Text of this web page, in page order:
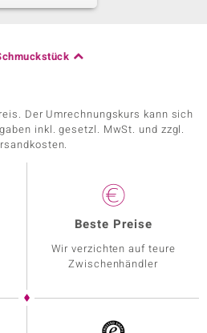
Der Umrechnungskurs kann sich
inkl. gesetzl. MwSt. und zzgl.
Beste Preise
Wir verzichten auf teure
Zwischenhändler